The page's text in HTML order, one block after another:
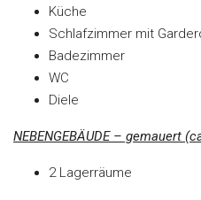
Küche
Schlafzimmer mit
Badezimmer
WC
Diele
NEBENGEBÄUDE – gemauert
2 Lagerräume